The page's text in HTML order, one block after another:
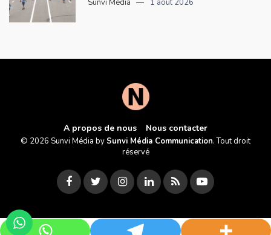
Sunvi Média 1 août 2026
A propos de nous Nous contacter
© 2026 Sunvi Média by Sunvi Média Communication. Tout droit
réservé